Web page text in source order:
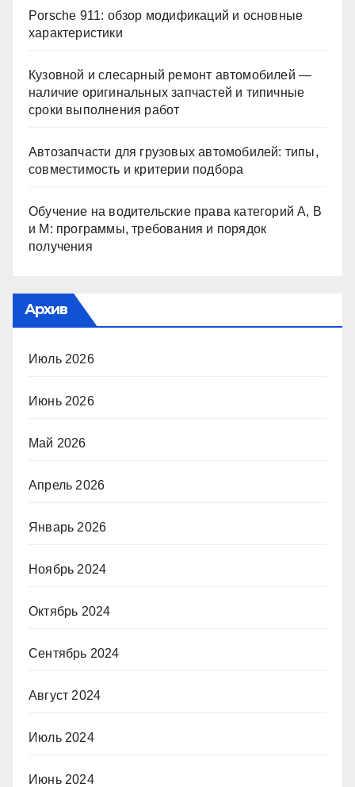
Porsche 911: обзор модификаций и основные
характеристики
Кузовной и слесарный ремонт автомобилей —
наличие оригинальных запчастей и типичные
сроки выполнения работ
Автозапчасти для грузовых автомобилей: типы,
совместимость и критерии подбора
Обучение на водительские права категорий A, B
и M: программы, требования и порядок
получения
Архив
Июль 2026
Июнь 2026
Май 2026
Апрель 2026
Январь 2026
Ноябрь 2024
Октябрь 2024
Сентябрь 2024
Август 2024
Июль 2024
Июнь 2024